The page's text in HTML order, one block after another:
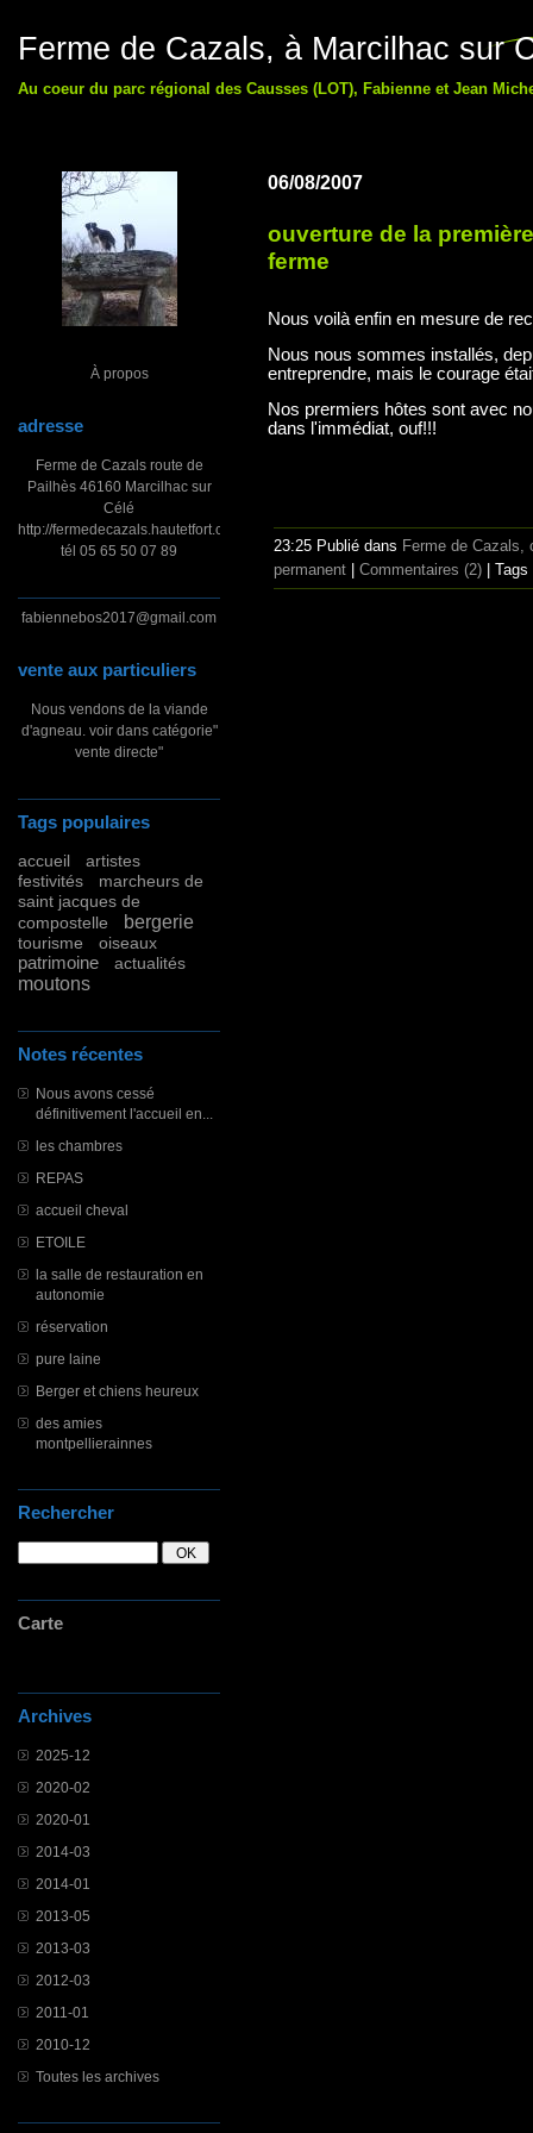
Ferme de Cazals, à Marcilhac sur
Au coeur du parc régional des Causses (LOT), Fabienne et Jean
À propos
adresse
Ferme de Cazals route de
Pailhès 46160 Marcilhac sur
Célé
http://fermedecazals.hautetfort.com
tél 05 65 50 07 89
fabiennebos2017@gmail.com
vente aux particuliers
Nous vendons de la viande
d'agneau. voir dans catégorie"
vente directe"
Tags populaires
accueil
artistes
festivités
marcheurs de
saint jacques de
compostelle
bergerie
tourisme oiseaux
patrimoine actualités
moutons
Notes récentes
Nous avons cessé
définitivement l'accueil en...
les chambres
REPAS
accueil cheval
ETOILE
la salle de restauration en
autonomie
réservation
pure laine
Berger et chiens heureux
des amies
montpellierainnes
Rechercher
Carte
Archives
2025-12
2020-02
2020-01
2014-03
2014-01
2013-05
2013-03
2012-03
2011-01
2010-12
Toutes les archives
06/08/2007
ouverture de la
ferme
Nous voilà enfin en mesure de
Nous nous sommes installés,
entreprendre, mais le courage
Nos prermiers hôtes sont avec
dans l'immédiat, ouf!!!
23:25 Publié dans Ferme de Cazals,
permanent
Commentaires (2) |